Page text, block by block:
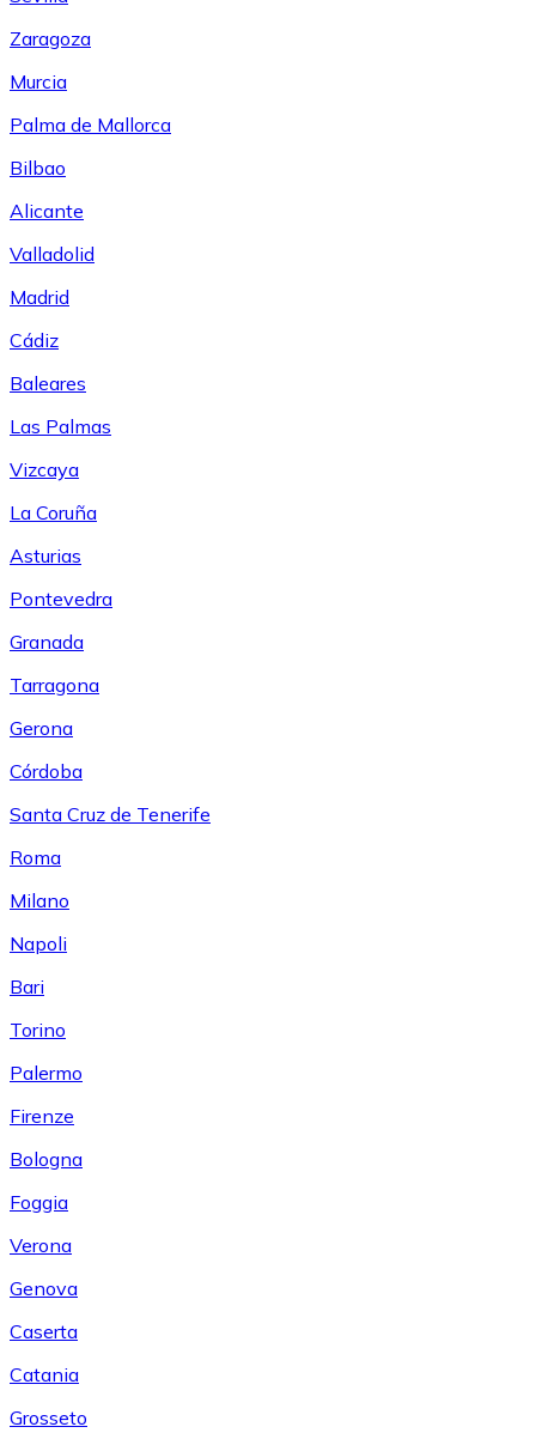
Zaragoza
Murcia
Palma de Mallorca
Bilbao
Alicante
Valladolid
Madrid
Cádiz
Baleares
Las Palmas
Vizcaya
La Coruña
Asturias
Pontevedra
Granada
Tarragona
Gerona
Córdoba
Santa Cruz de Tenerife
Roma
Milano
Napoli
Bari
Torino
Palermo
Firenze
Bologna
Foggia
Verona
Genova
Caserta
Catania
Grosseto